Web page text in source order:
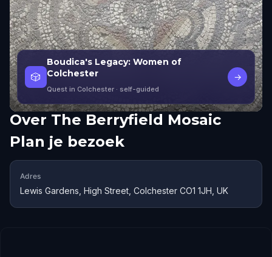
🎲
Boudica's Legacy: Women of
Colchester
Quest in Colchester · self-guided
→
Over The Berryfield Mosaic
Plan je bezoek
Adres
Lewis Gardens, High Street, Colchester CO1 1JH, UK